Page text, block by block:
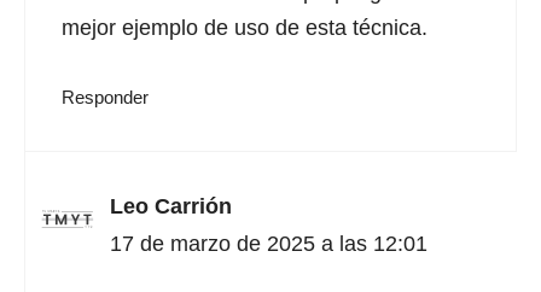
mejor ejemplo de uso de esta técnica.
Responder
Leo Carrión
17 de marzo de 2025 a las 12:01